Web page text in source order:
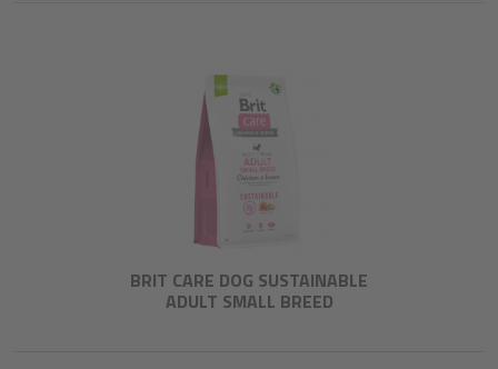
BRIT CARE DOG SUSTAINABLE
ADULT SMALL BREED